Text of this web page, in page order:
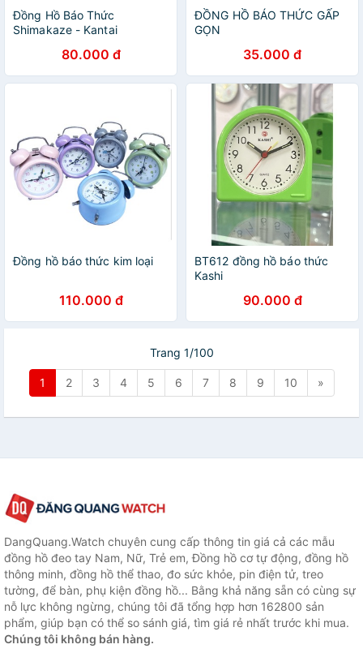
Đồng Hồ Báo Thức
Shimakaze - Kantai
80.000 đ
ĐỒNG HỒ BÁO THỨC GẤP
GỌN
35.000 đ
Đồng hồ báo thức kim loại
110.000 đ
BT612 đồng hồ báo thức
Kashi
90.000 đ
Trang 1/100
1 2 3 4 5 6 7 8 9 10 »
DangQuang.Watch chuyên cung cấp thông tin giá cả các mẫu
đồng hồ đeo tay Nam, Nữ, Trẻ em, Đồng hồ cơ tự động, đồng hồ
thông minh, đồng hồ thể thao, đo sức khỏe, pin điện tử, treo
tường, để bàn, phụ kiện đồng hồ... Bằng khả năng sẵn có cùng sự
nỗ lực không ngừng, chúng tôi đã tổng hợp hơn 162800 sản
phẩm, giúp bạn có thể so sánh giá, tìm giá rẻ nhất trước khi mua.
Chúng tôi không bán hàng.